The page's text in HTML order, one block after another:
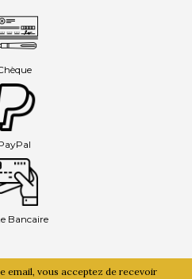
Bancaire
email, vous acceptez de recevoir